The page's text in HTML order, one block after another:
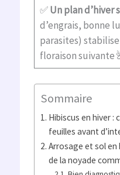
✅Un plan d’hiver
d’engrais, bonne
parasites)
floraison suivante
Sommaire
Hibiscus en hiver :
feuilles avant
Arrosage et sol en
de la noyade